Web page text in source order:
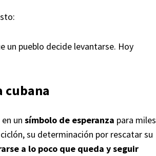
un pueblo decide levantarse. Hoy
cubana
un símbolo de esperanza para miles
su determinación por rescatar su
a lo poco que queda y seguir